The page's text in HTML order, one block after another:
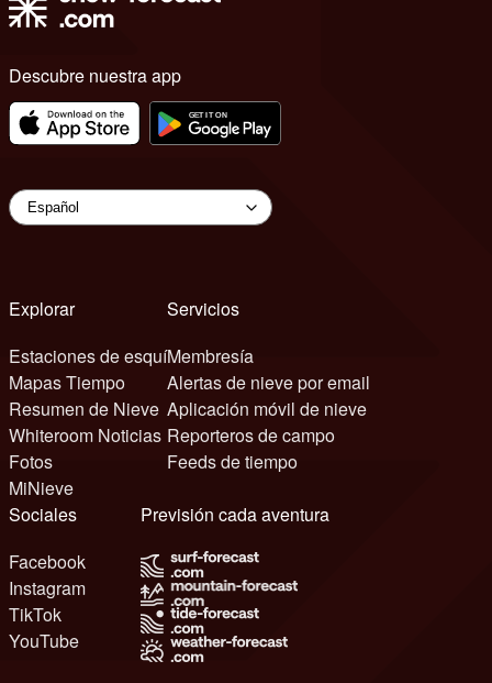
Descubre nuestra app
Explorar
Estaciones de esquí
Mapas Tiempo
Resumen de Nieve
Whiteroom Noticias
Fotos
MiNieve
Servicios
Membresía
Alertas de nieve por email
Aplicación móvil de nieve
Reporteros de campo
Feeds de tiempo
Sociales
Facebook
Instagram
TikTok
YouTube
Previsión cada aventura